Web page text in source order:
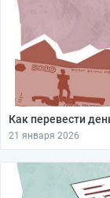
Как перевести
21 января 2026